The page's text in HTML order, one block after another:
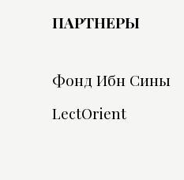
ПАРТНЕРЫ
Фонд Ибн Сины
LectOrient